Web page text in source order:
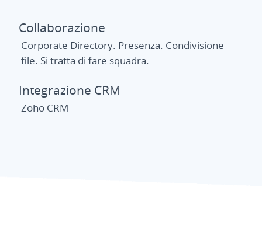
Collaborazione
Corporate Directory. Presenza. Condivisione
file. Si tratta di fare squadra.
Integrazione CRM
Zoho CRM